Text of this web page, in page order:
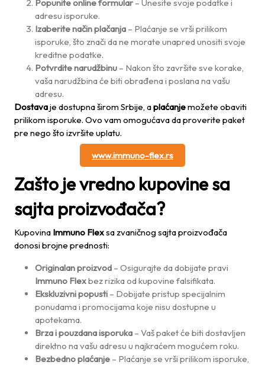
Popunite online formular– Unesite svoje podatke i
adresu isporuke.
Izaberite način plačanja – Plaćanje se vrši prilikom
isporuke, što znači da ne morate unapred unositi svoje
kreditne podatke.
Potvrdite narudžbinu – Nakon što završite sve korake,
vaša narudžbina će biti obrađena i poslana na vašu
adresu.
Dostavaje dostupna širom Srbije, aplaćanjemožete obaviti
prilikom isporuke. Ovo vam omogućava da proverite paket
pre nego što izvršite uplatu.
www.immuno-flex.rs
Zašto je vredno kupovine sa
sajta proizvođača?
Kupovina Immuno Flexsa zvaničnog sajta proizvođača
donosi brojne prednosti:
Originalan proizvod – Osigurajte da dobijate pravi
Immuno Flexbez rizika od kupovine falsifikata.
Ekskluzivni popusti – Dobijate pristup specijalnim
ponudama i promocijama koje nisu dostupne u
apotekama.
Brza i pouzdana isporuka – Vaš paket će biti dostavljen
direktno na vašu adresu u najkraćem mogućem roku.
Bezbedno plaćanje – Plaćanje se vrši prilikom isporuke,